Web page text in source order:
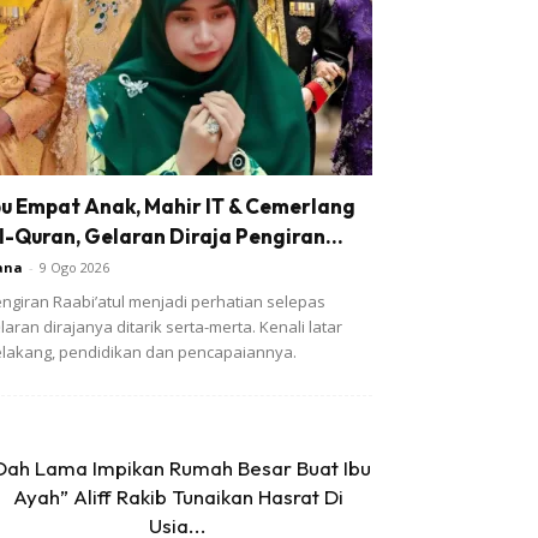
Empat Anak, Mahir IT & Cemerlang
Quran, Gelaran Diraja Pengiran...
- 9 Ogo 2026
Raabi’atul menjadi perhatian selepas
dirajanya ditarik serta-merta. Kenali latar
pendidikan dan pencapaiannya.
Lama Impikan Rumah Besar Buat Ibu
Ayah” Aliff Rakib Tunaikan Hasrat Di
Usia...